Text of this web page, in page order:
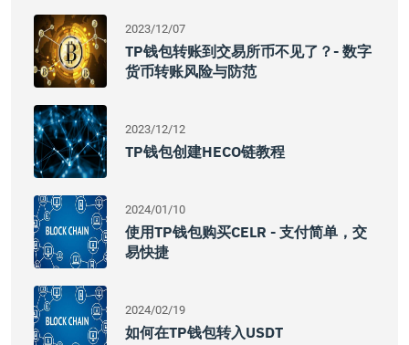
2023/12/07
TP钱包转账到交易所币不见了？- 数字
货币转账风险与防范
2023/12/12
TP钱包创建HECO链教程
2024/01/10
使用TP钱包购买CELR - 支付简单，交
易快捷
2024/02/19
如何在TP钱包转入USDT